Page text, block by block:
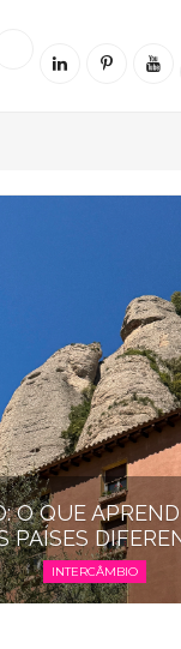
O QUE
PAÍSES
INTERCÂMBIO